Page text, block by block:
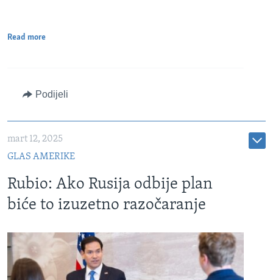
Read more
Podijeli
mart 12, 2025
GLAS AMERIKE
Rubio: Ako Rusija odbije plan
biće to izuzetno razočaranje